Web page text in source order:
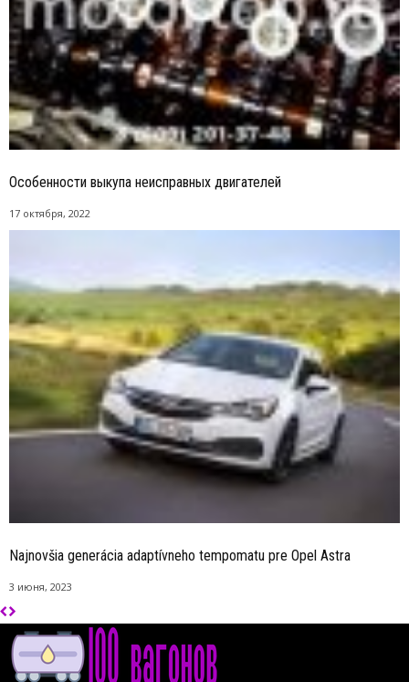
Особенности выкупа неисправных двигателей
17 октября, 2022
Najnovšia generácia adaptívneho tempomatu pre Opel Astra
3 июня, 2023